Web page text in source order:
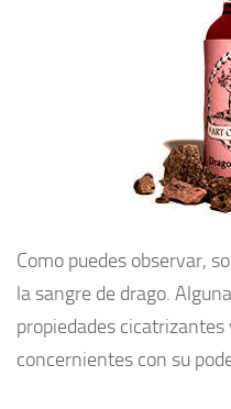
Como puedes observar,
la sangre de drago.
propiedades
concernientes con su